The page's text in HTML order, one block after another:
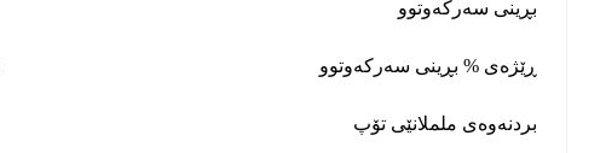
بڕینی سەرکەوتوو
ڕێژەی % بڕینی سەرکەوتوو
بردنەوەی ململانێی تۆپ